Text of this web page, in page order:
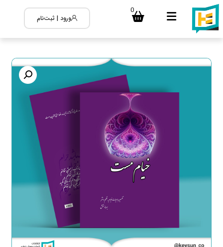
0
ورود | ثبت‌نام